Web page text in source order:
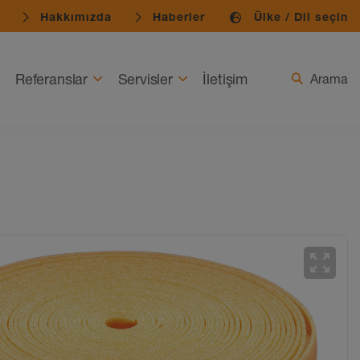
Hakkımızda Haberler Ülke / Dil seçin
Referanslar Servisler İletişim Arama